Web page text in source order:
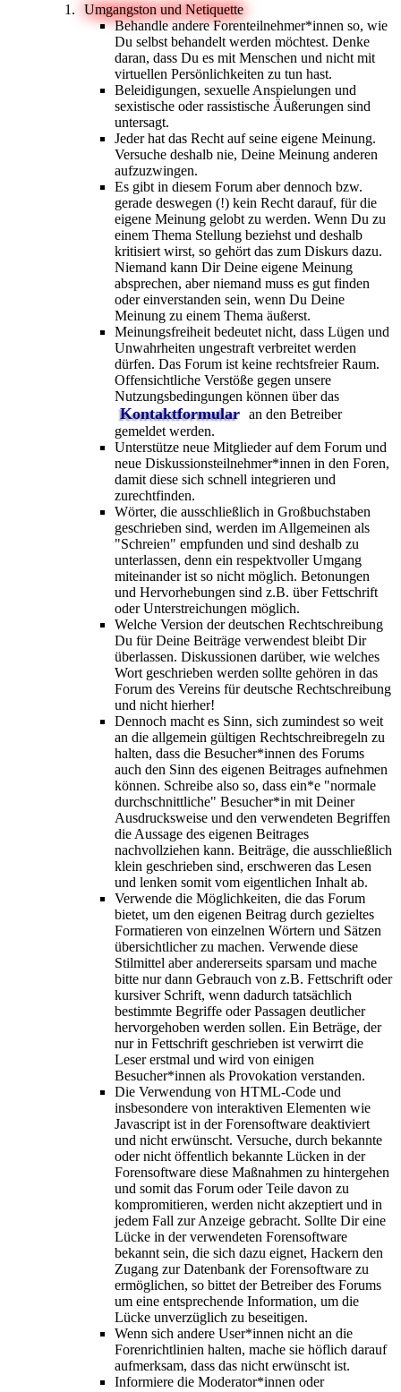
Umgangston und Netiquette
Behandle andere Forenteilnehmer*innen so, wie
Du selbst behandelt werden möchtest. Denke
daran, dass Du es mit Menschen und nicht mit
virtuellen Persönlichkeiten zu tun hast.
Beleidigungen, sexuelle Anspielungen und
sexistische oder rassistische Äußerungen sind
untersagt.
Jeder hat das Recht auf seine eigene Meinung.
Versuche deshalb nie, Deine Meinung anderen
aufzuzwingen.
Es gibt in diesem Forum aber dennoch bzw.
gerade deswegen (!) kein Recht darauf, für die
eigene Meinung gelobt zu werden. Wenn Du zu
einem Thema Stellung beziehst und deshalb
kritisiert wirst, so gehört das zum Diskurs dazu.
Niemand kann Dir Deine eigene Meinung
absprechen, aber niemand muss es gut finden
oder einverstanden sein, wenn Du Deine
Meinung zu einem Thema äußerst.
Meinungsfreiheit bedeutet nicht, dass Lügen und
Unwahrheiten ungestraft verbreitet werden
dürfen. Das Forum ist keine rechtsfreier Raum.
Offensichtliche Verstöße gegen unsere
Nutzungsbedingungen können über das
Kontaktformular an den Betreiber
gemeldet werden.
Unterstütze neue Mitglieder auf dem Forum und
neue Diskussionsteilnehmer*innen in den Foren,
damit diese sich schnell integrieren und
zurechtfinden.
Wörter, die ausschließlich in Großbuchstaben
geschrieben sind, werden im Allgemeinen als
"Schreien" empfunden und sind deshalb zu
unterlassen, denn ein respektvoller Umgang
miteinander ist so nicht möglich. Betonungen
und Hervorhebungen sind z.B. über Fettschrift
oder Unterstreichungen möglich.
Welche Version der deutschen Rechtschreibung
Du für Deine Beiträge verwendest bleibt Dir
überlassen. Diskussionen darüber, wie welches
Wort geschrieben werden sollte gehören in das
Forum des Vereins für deutsche Rechtschreibung
und nicht hierher!
Dennoch macht es Sinn, sich zumindest so weit
an die allgemein gültigen Rechtschreibregeln zu
halten, dass die Besucher*innen des Forums
auch den Sinn des eigenen Beitrages aufnehmen
können. Schreibe also so, dass ein*e "normale
durchschnittliche" Besucher*in mit Deiner
Ausdrucksweise und den verwendeten Begriffen
die Aussage des eigenen Beitrages
nachvollziehen kann. Beiträge, die ausschließlich
klein geschrieben sind, erschweren das Lesen
und lenken somit vom eigentlichen Inhalt ab.
Verwende die Möglichkeiten, die das Forum
bietet, um den eigenen Beitrag durch gezieltes
Formatieren von einzelnen Wörtern und Sätzen
übersichtlicher zu machen. Verwende diese
Stilmittel aber andererseits sparsam und mache
bitte nur dann Gebrauch von z.B. Fettschrift oder
kursiver Schrift, wenn dadurch tatsächlich
bestimmte Begriffe oder Passagen deutlicher
hervorgehoben werden sollen. Ein Beträge, der
nur in Fettschrift geschrieben ist verwirrt die
Leser erstmal und wird von einigen
Besucher*innen als Provokation verstanden.
Die Verwendung von HTML-Code und
insbesondere von interaktiven Elementen wie
Javascript ist in der Forensoftware deaktiviert
und nicht erwünscht. Versuche, durch bekannte
oder nicht öffentlich bekannte Lücken in der
Forensoftware diese Maßnahmen zu hintergehen
und somit das Forum oder Teile davon zu
kompromitieren, werden nicht akzeptiert und in
jedem Fall zur Anzeige gebracht. Sollte Dir eine
Lücke in der verwendeten Forensoftware
bekannt sein, die sich dazu eignet, Hackern den
Zugang zur Datenbank der Forensoftware zu
ermöglichen, so bittet der Betreiber des Forums
um eine entsprechende Information, um die
Lücke unverzüglich zu beseitigen.
Wenn sich andere User*innen nicht an die
Forenrichtlinien halten, mache sie höflich darauf
aufmerksam, dass das nicht erwünscht ist.
Informiere die Moderator*innen oder